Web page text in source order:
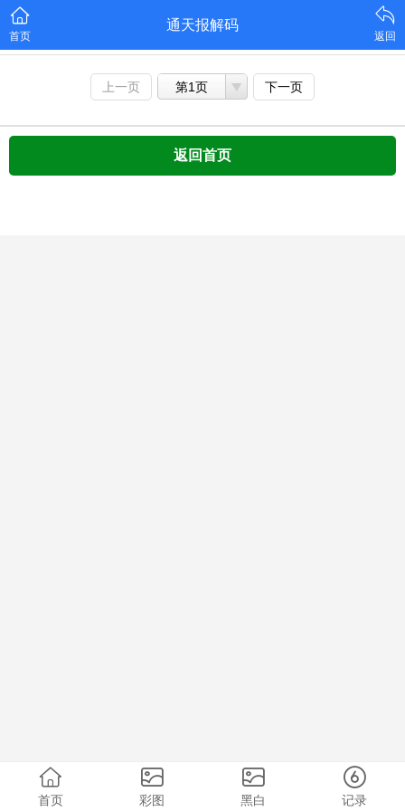
首页
通天报解码
返回
上一页 第1页 下一页
返回首页
首页 彩图 黑白 记录